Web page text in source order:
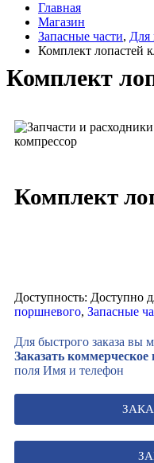
Главная
Магазин
Запасные части, Для
Комплект лопастей
Комплект
Комплект
Доступность: Доступно
поршневого, Запасные
Для быстрого заказа вы
Заказать коммерческое
поля Имя и телефон